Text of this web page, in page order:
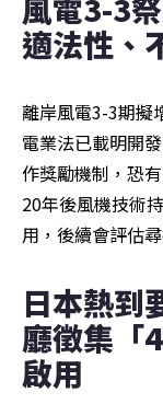
適法性、
離岸風電3-3期擬
電業法已載明開
作獎勵機制，恐
20年後風機技術
用，後續會評估
日本熱到
廳徵集「
啟用